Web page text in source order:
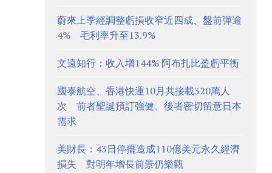
蔚來上季經調整虧損收窄近四成、盤前彈逾
4% 毛利率升至13.9%
文遠知行：收入增144% 阿布扎比盈虧平衡
國泰航空、香港快運10月共接載320萬人
次 前者聖誕預訂強健、後者密切留意日本
需求
美財長：43日停擺造成110億美元永久經濟
損失 對明年增長前景仍樂觀